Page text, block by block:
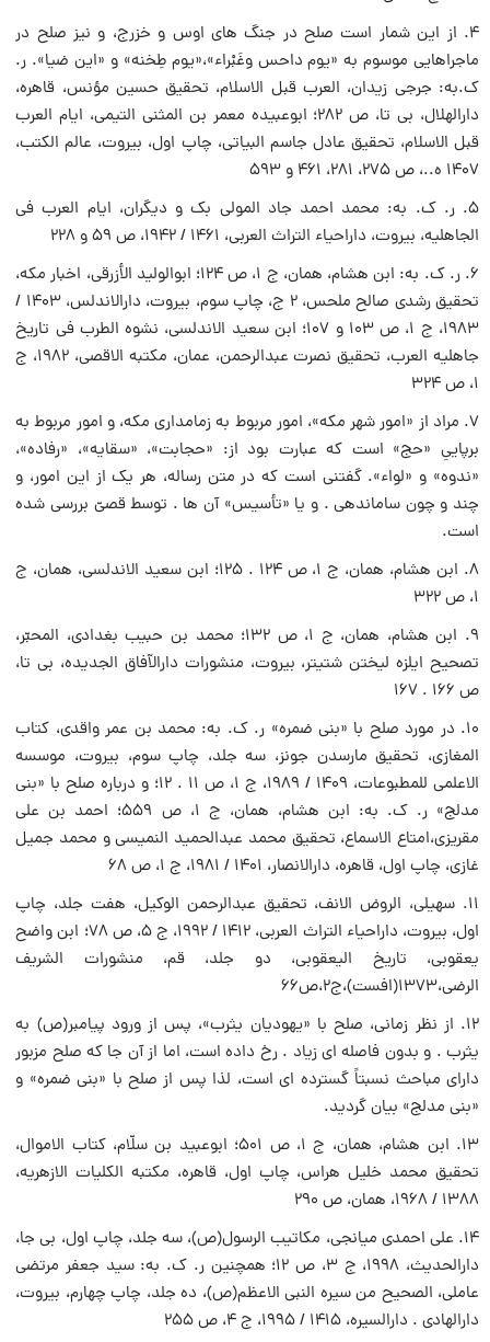
۴. از این شمار است صلح در جنگ هاى اوس و خزرج، و نیز صلح در
ماجراهایى موسوم به «یوم داحس وغَبْراء»،«یوم طِخنه» و «این ضیا». ر.
ک.به: جرجى زیدان، العرب قبل الاسلام، تحقیق حسین مؤنس، قاهره،
دارالهلال، بى تا، ص ۲۸۲؛ ابوعبیده معمر بن المثنى التیمى، ایام العرب
قبل الاسلام، تحقیق عادل جاسم البیاتى، چاپ اول، بیروت، عالم الکتب،
۱۴۰۷ ه..، ص ۲۷۵، ۲۸۱، ۴۶۱ و ۵۹۳
۵. ر. ک. به: محمد احمد جاد المولى بک و دیگران، ایام العرب فى
الجاهلیه، بیروت، داراحیاء التراث العربى، ۱۴۶۱ / ۱۹۴۲، ص ۵۹ و ۲۲۸
۶. ر. ک. به: ابن هشام، همان، ج ۱، ص ۱۲۴؛ ابوالولید الأزرقى، اخبار مکه،
تحقیق رشدى صالح ملحس، ۲ ج، چاپ سوم، بیروت، دارالاندلس، ۱۴۰۳ /
۱۹۸۳، ج ۱، ص ۱۰۳ و ۱۰۷؛ ابن سعید الاندلسى، نشوه الطرب فى تاریخ
جاهلیه العرب، تحقیق نصرت عبدالرحمن، عمان، مکتبه الاقصى، ۱۹۸۲، ج
۱، ص ۳۲۴
۷. مراد از «امور شهر مکه»، امور مربوط به زمامدارى مکه، و امور مربوط به
برپایىِ «حج» است که عبارت بود از: «حجابت»، «سقایه»، «رفاده»،
«ندوه» و «لواء». گفتنى است که در متن رساله، هر یک از این امور، و
چند و چون ساماندهى . و یا «تأسیس» آن ها . توسط قصىّ بررسى شده
است.
۸. ابن هشام، همان، ج ۱، ص ۱۲۴ . ۱۲۵؛ ابن سعید الاندلسى، همان، ج
۱، ص ۳۲۲
۹. ابن هشام، همان، ج ۱، ص ۱۳۲؛ محمد بن حبیب بغدادى، المحبّر،
تصحیح ایلزه لیختن شتیتر، بیروت، منشورات دارالآفاق الجدیده، بى تا،
ص ۱۶۶ . ۱۶۷
۱۰. در مورد صلح با «بنى ضمره» ر. ک. به: محمد بن عمر واقدى، کتاب
المغازى، تحقیق مارسدن جونز، سه جلد، چاپ سوم، بیروت، موسسه
الاعلمى للمطبوعات، ۱۴۰۹ / ۱۹۸۹، ج ۱، ص ۱۱ . ۱۲؛ و درباره صلح با «بنى
مدلج» ر. ک. به: ابن هشام، همان، ج ۱، ص ۵۵۹؛ احمد بن على
مقریزى،امتاع الاسماع، تحقیق محمد عبدالحمید النمیسى و محمد جمیل
غازى، چاپ اول، قاهره، دارالانصار، ۱۴۰۱ / ۱۹۸۱، ج ۱، ص ۶۸
۱۱. سهیلى، الروض الانف، تحقیق عبدالرحمن الوکیل، هفت جلد، چاپ
اول، بیروت، داراحیاء التراث العربى، ۱۴۱۲ / ۱۹۹۲، ج ۵، ص ۷۸؛ ابن واضح
یعقوبى، تاریخ الیعقوبى، دو جلد، قم، منشورات الشریف
الرضى،۱۳۷۳(افست)،ج۲،ص۶۶
۱۲. از نظر زمانى، صلح با «یهودیان یثرب»، پس از ورود پیامبر(ص) به
یثرب . و بدون فاصله اى زیاد . رخ داده است، اما از آن جا که صلح مزبور
داراى مباحث نسبتاً گسترده اى است، لذا پس از صلح با «بنى ضمره» و
«بنى مدلج» بیان گردید.
۱۳. ابن هشام، همان، ج ۱، ص ۵۰۱؛ ابوعبید بن سلّام، کتاب الاموال،
تحقیق محمد خلیل هراس، چاپ اول، قاهره، مکتبه الکلیات الازهریه،
۱۳۸۸ / ۱۹۶۸، همان، ص ۲۹۰
۱۴. على احمدى میانجى، مکاتیب الرسول(ص)، سه جلد، چاپ اول، بى جا،
دارالحدیث، ۱۹۹۸، ج ۳، ص ۱۲؛ همچنین ر. ک. به: سید جعفر مرتضى
عاملى، الصحیح من سیره النبى الاعظم(ص)، ده جلد، چاپ چهارم، بیروت،
دارالهادى . دارالسیره، ۱۴۱۵ / ۱۹۹۵، ج ۴، ص ۲۵۵